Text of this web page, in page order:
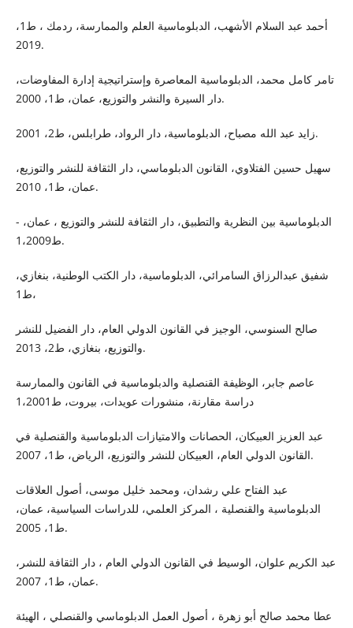
أحمد عبد السلام الأشهب، الدبلوماسية العلم والممارسة، ردمك ، ط1،
2019.
تامر كامل محمد، الدبلوماسية المعاصرة وإستراتيجية إدارة المفاوضات،
دار السيرة والنشر والتوزيع، عمان، ط1، 2000.
زايد عبد الله مصباح، الدبلوماسية، دار الرواد، طرابلس، ط2، 2001.
سهيل حسين الفتلاوي، القانون الدبلوماسي، دار الثقافة للنشر والتوزيع،
عمان، ط1، 2010.
- الدبلوماسية بين النظرية والتطبيق، دار الثقافة للنشر والتوزيع ، عمان،
ط1،2009.
شفيق عبدالرزاق السامرائي، الدبلوماسية، دار الكتب الوطنية، بنغازي،
ط1،
صالح السنوسي، الوجيز في القانون الدولي العام، دار الفضيل للنشر
والتوزيع، بنغازي، ط2، 2013.
عاصم جابر، الوظيفة القنصلية والدبلوماسية في القانون والممارسة
دراسة مقارنة، منشورات عويدات، بيروت، ط1،2001
عبد العزيز العبيكان، الحصانات والامتيازات الدبلوماسية والقنصلية في
القانون الدولي العام، العبيكان للنشر والتوزيع، الرياض، ط1، 2007.
عبد الفتاح علي رشدان، ومحمد خليل موسى، أصول العلاقات
الدبلوماسية والقنصلية ، المركز العلمي، للدراسات السياسية، عمان،
ط1، 2005.
عبد الكريم علوان، الوسيط في القانون الدولي العام ، دار الثقافة للنشر،
عمان، ط1، 2007.
عطا محمد صالح أبو زهرة ، أصول العمل الدبلوماسي والقنصلي ، الهيئة